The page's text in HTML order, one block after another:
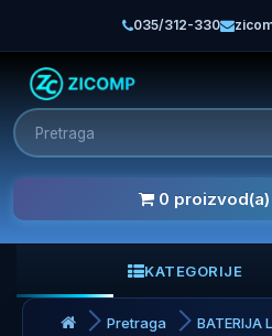
035/312-330
0
KATEGORIJE
Pretraga BATERIJA